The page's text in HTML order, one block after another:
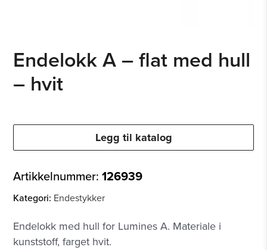
Endelokk A – flat med hull
– hvit
Legg til katalog
Artikkelnummer:126939
Kategori: Endestykker
Endelokk med hull for Lumines A. Materiale i
kunststoff, farget hvit.